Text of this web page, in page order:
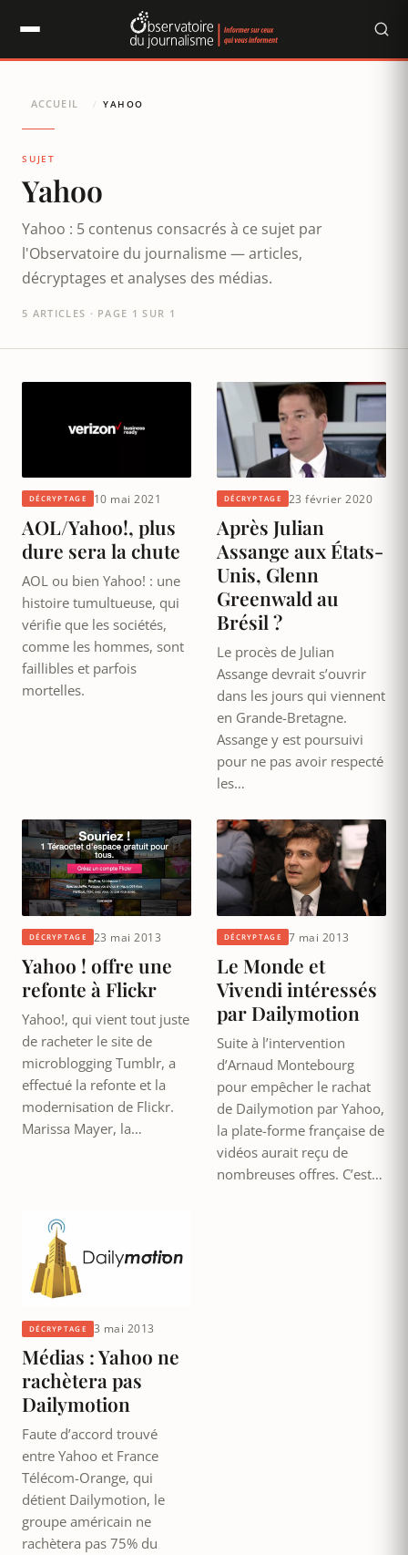
ACCUEIL / YAHOO
SUJET
Yahoo
Yahoo : 5 contenus consacrés à ce sujet par
l'Observatoire du journalisme — articles,
décryptages et analyses des médias.
5 ARTICLES · PAGE 1 SUR 1
DÉCRYPTAGE 10 mai 2021
AOL/Yahoo!, plus
dure sera la chute
AOL ou bien Yahoo! : une
histoire tumultueuse, qui
vérifie que les sociétés,
comme les hommes, sont
faillibles et parfois
mortelles.
DÉCRYPTAGE 23 février 2020
Après Julian
Assange aux États-
Unis, Glenn
Greenwald au
Brésil ?
Le procès de Julian
Assange devrait s’ouvrir
dans les jours qui viennent
en Grande-Bretagne.
Assange y est poursuivi
pour ne pas avoir respecté
les…
DÉCRYPTAGE 23 mai 2013
Yahoo ! offre une
refonte à Flickr
Yahoo!, qui vient tout juste
de racheter le site de
microblogging Tumblr, a
effectué la refonte et la
modernisation de Flickr.
Marissa Mayer, la…
DÉCRYPTAGE 7 mai 2013
Le Monde et
Vivendi intéressés
par Dailymotion
Suite à l’intervention
d’Arnaud Montebourg
pour empêcher le rachat
de Dailymotion par Yahoo,
la plate-forme française de
vidéos aurait reçu de
nombreuses offres. C’est…
DÉCRYPTAGE 3 mai 2013
Médias : Yahoo ne
rachètera pas
Dailymotion
Faute d’accord trouvé
entre Yahoo et France
Télécom-Orange, qui
détient Dailymotion, le
groupe américain ne
rachètera pas 75% du
Panneau de gestion des cookies